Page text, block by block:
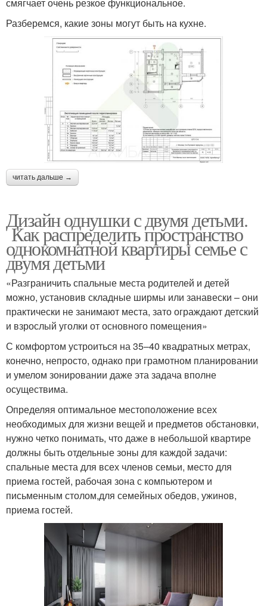
смягчает очень резкое функциональное.
Разберемся, какие зоны могут быть на кухне.
читать дальше →
Дизайн однушки с двумя детьми.
Как распределить пространство
однокомнатной квартиры семье с
двумя детьми
«Разграничить спальные места родителей и детей
можно, установив складные ширмы или занавески – они
практически не занимают места, зато ограждают детский
и взрослый уголки от основного помещения»
С комфортом устроиться на 35–40 квадратных метрах,
конечно, непросто, однако при грамотном планировании
и умелом зонировании даже эта задача вполне
осуществима.
Определяя оптимальное местоположение всех
необходимых для жизни вещей и предметов обстановки,
нужно четко понимать, что даже в небольшой квартире
должны быть отдельные зоны для каждой задачи:
спальные места для всех членов семьи, место для
приема гостей, рабочая зона с компьютером и
письменным столом,для семейных обедов, ужинов,
приема гостей.